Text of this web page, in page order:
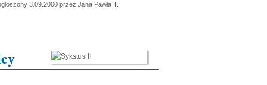
3.09.2000 przez Jana Pawła II.